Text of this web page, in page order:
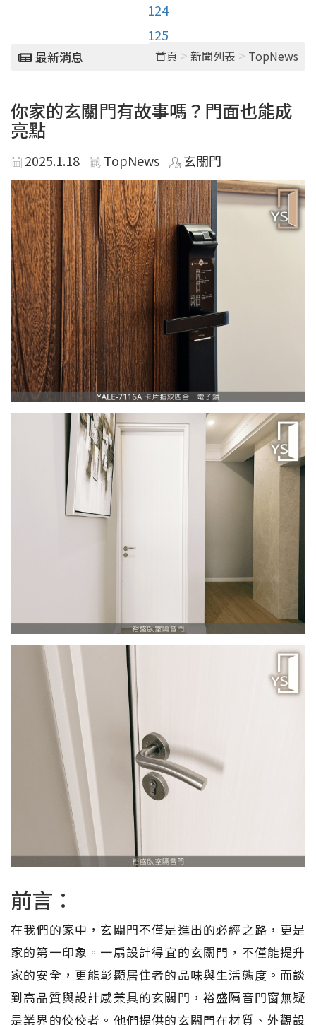
124
125
最新消息 首頁 > 新聞列表 > TopNews
你家的玄關門有故事嗎？門面也能成
亮點
2025.1.18 TopNews 玄關門
前言：
在我們的家中，玄關門不僅是進出的必經之路，更是
家的第一印象。一扇設計得宜的玄關門，不僅能提升
家的安全，更能彰顯居住者的品味與生活態度。而談
到高品質與設計感兼具的玄關門，裕盛隔音門窗無疑
是業界的佼佼者。他們提供的玄關門在材質、外觀設